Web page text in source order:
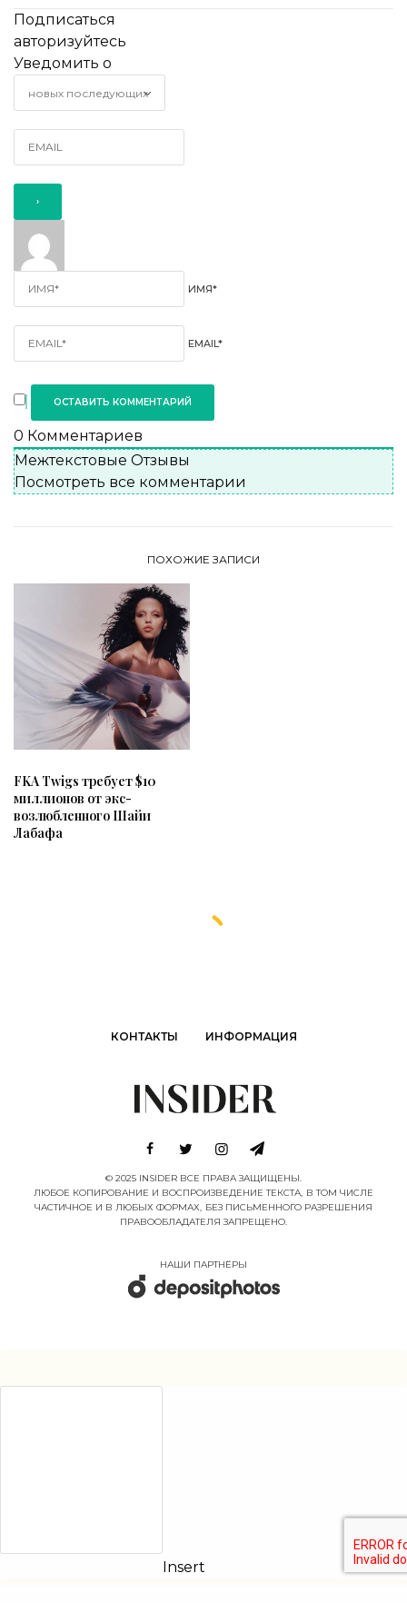
Подписаться
авторизуйтесь
Уведомить о
ИМЯ*
EMAIL*
0 Комментариев
Межтекстовые Отзывы
Посмотреть все комментарии
ПОХОЖИЕ ЗАПИСИ
FKA Twigs требует $10
миллионов от экс-
возлюбленного Шайи
Лабафа
КОНТАКТЫ ИНФОРМАЦИЯ
© 2025 INSIDER ВСЕ ПРАВА ЗАЩИЩЕНЫ.
ЛЮБОЕ КОПИРОВАНИЕ И ВОСПРОИЗВЕДЕНИЕ ТЕКСТА, В ТОМ ЧИСЛЕ
ЧАСТИЧНОЕ И В ЛЮБЫХ ФОРМАХ, БЕЗ ПИСЬМЕННОГО РАЗРЕШЕНИЯ
ПРАВООБЛАДАТЕЛЯ ЗАПРЕЩЕНО.
НАШИ ПАРТНËРЫ
Insert